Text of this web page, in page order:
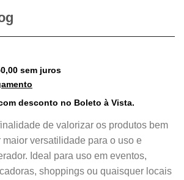
sem juros
desconto no Boleto à Vista.
de valorizar os produtos bem
versatilidade para o uso e
Ideal para uso em eventos,
shoppings ou quaisquer locais